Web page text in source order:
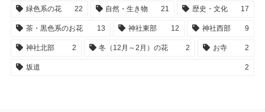
緑色系の花 22 自然・生き物 21 歴史・文化 17
茶・黒色系のお花 13 神社東部 12 神社西部 9
神社北部 2 冬（12月～2月）の花 2 お寺 2
坂道 2